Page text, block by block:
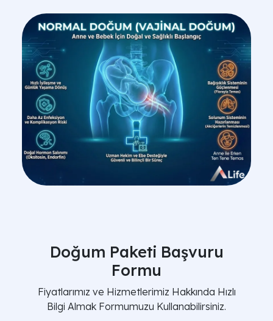
İkinci Evre
(Ikınma)
1 - 2 Saat (Bebeğin doğum
kanalından çıkış süreci).
Üçüncü Evre
(Plasenta)
30 Dakika (Bebeğin doğumundan
sonra plasentanın ayrılması).
Tablo: Doğum Sırasındaki Klinik Evrelerin İlk ve Multipar (Sonraki)
Doğum Paketi Başvuru
Formu
Fiyatlarımız ve Hizmetlerimiz Hakkında Hızlı
Bilgi Almak Formumuzu Kullanabilirsiniz.